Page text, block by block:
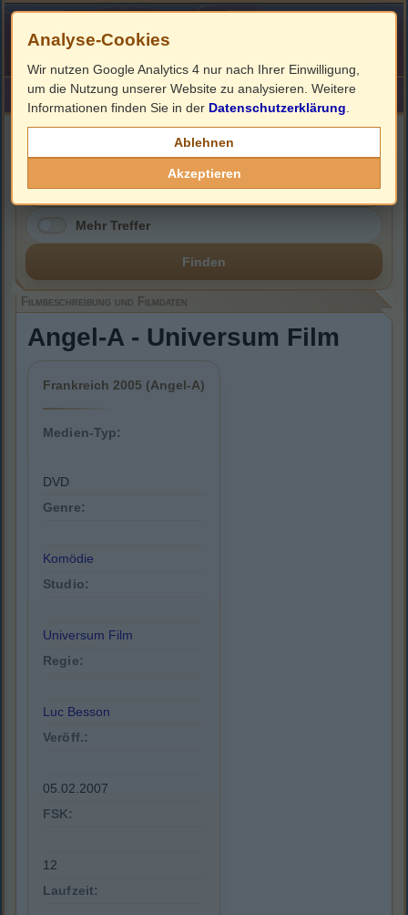
HOME ImpressumLinks
Filmbeschreibung, Cover & DVD Infos
Mehr Treffer
Finden
Filmbeschreibung und Filmdaten
Angel-A - Universum Film
Frankreich 2005 (Angel-A)
Medien-Typ:
DVD
Genre:
Komödie
Studio:
Universum Film
Regie:
Luc Besson
Veröff.:
05.02.2007
FSK:
12
Laufzeit:
Analyse-Cookies
Wir nutzen Google Analytics 4 nur nach Ihrer Einwilligung,
um die Nutzung unserer Website zu analysieren. Weitere
Informationen finden Sie in der Datenschutzerklärung
Ablehnen
Akzeptieren